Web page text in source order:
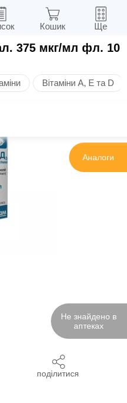
375 мкг/мл фл. 10
Вітаміни A, E та D
Аналоги
Не знайдено в
аптеках
поділитися
Кошик Ще